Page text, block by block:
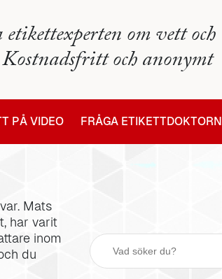
om vett och
och anonymt
PÅ VIDEO FRÅGA ETIKETTDOKTORN
Mats
har varit
inom
du